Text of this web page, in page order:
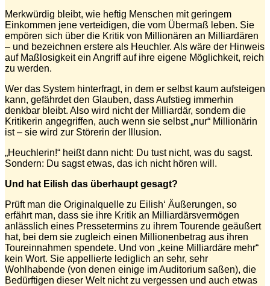
Merkwürdig bleibt, wie heftig Menschen mit geringem
Einkommen jene verteidigen, die vom Übermaß leben. Sie
empören sich über die Kritik von Millionären an Milliardären
– und bezeichnen erstere als Heuchler. Als wäre der Hinweis
auf Maßlosigkeit ein Angriff auf ihre eigene Möglichkeit, reich
zu werden.
Wer das System hinterfragt, in dem er selbst kaum aufsteigen
kann, gefährdet den Glauben, dass Aufstieg immerhin
denkbar bleibt. Also wird nicht der Milliardär, sondern die
Kritikerin angegriffen, auch wenn sie selbst „nur“ Millionärin
ist – sie wird zur Störerin der Illusion.
„Heuchlerin!“ heißt dann nicht: Du tust nicht, was du sagst.
Sondern: Du sagst etwas, das ich nicht hören will.
Und hat Eilish das überhaupt gesagt?
Prüft man die Originalquelle zu Eilish‘ Äußerungen, so
erfährt man, dass sie ihre Kritik an Milliardärsvermögen
anlässlich eines Pressetermins zu ihrem Tourende geäußert
hat, bei dem sie zugleich einen Millionenbetrag aus ihren
Toureinnahmen spendete. Und von „keine Milliardäre mehr“
kein Wort. Sie appellierte lediglich an sehr, sehr
Wohlhabende (von denen einige im Auditorium saßen), die
Bedürftigen dieser Welt nicht zu vergessen und auch etwas